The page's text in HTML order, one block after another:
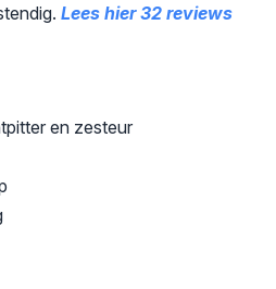
Lees hier 32 reviews
en zesteur